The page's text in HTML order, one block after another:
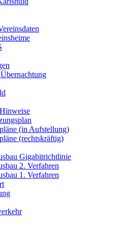
(in Aufstellung)
(rechtskräftig)
Gigabitrichtlinie
2. Verfahren
1. Verfahren